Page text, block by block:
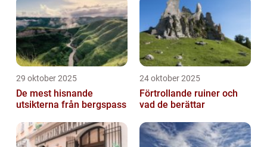
29 oktober 2025
De mest hisnande
utsikterna från bergspass
24 oktober 2025
Förtrollande ruiner och
vad de berättar